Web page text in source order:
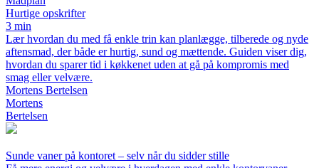
Hurtige opskrifter
3 min
Lær hvordan du med få enkle trin kan planlægge, tilberede og nyde
aftensmad, der både er hurtig, sund og mættende. Guiden viser dig,
hvordan du sparer tid i køkkenet uden at gå på kompromis med
smag eller velvære.
Mortens Bertelsen
Mortens
Bertelsen
Sunde vaner på kontoret – selv når du sidder stille